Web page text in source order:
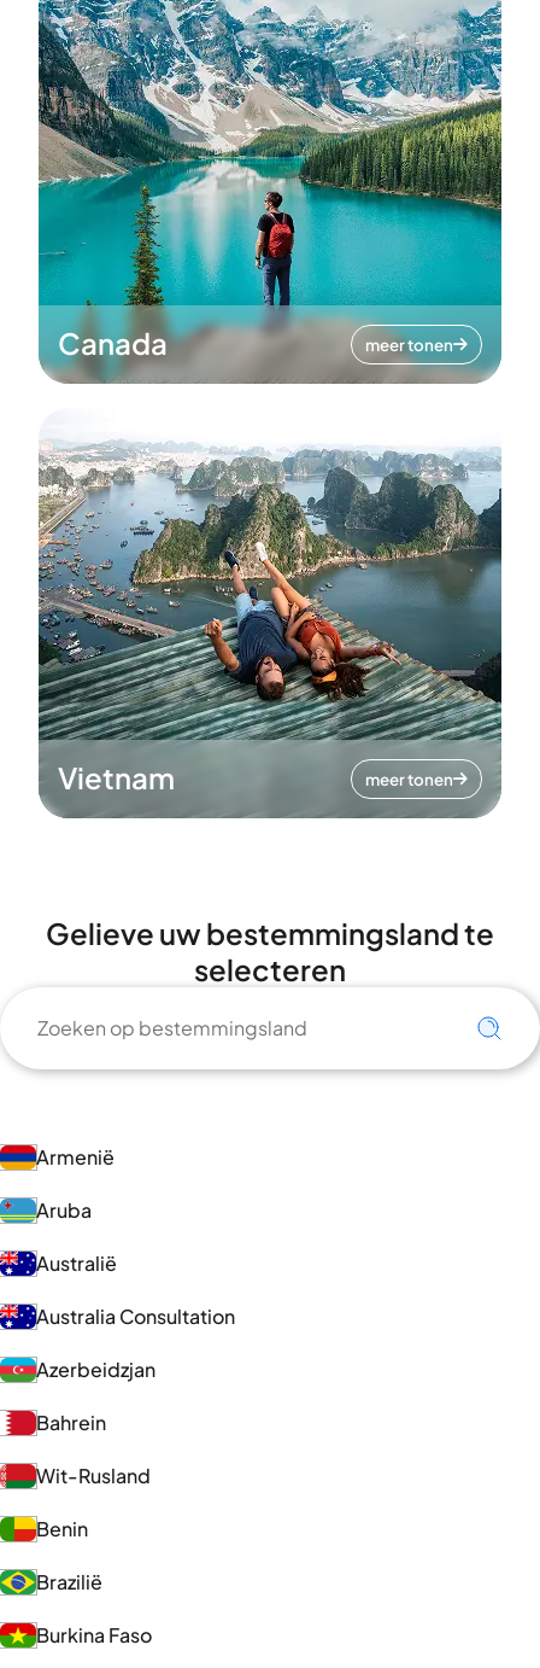
Canada meer tonen
Vietnam meer tonen
Gelieve uw bestemmingsland te
selecteren
Armenië
Aruba
Australië
Australia Consultation
Azerbeidzjan
Bahrein
Wit-Rusland
Benin
Brazilië
Burkina Faso